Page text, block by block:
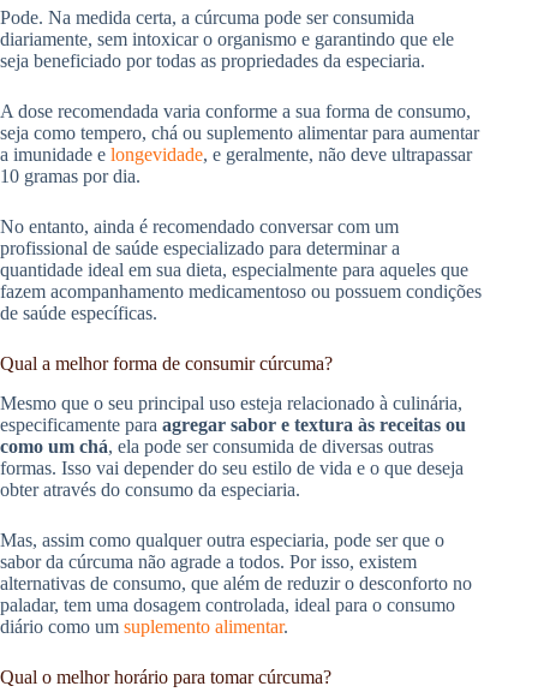
Pode. Na medida certa, a cúrcuma pode ser consumida
diariamente, sem intoxicar o organismo e garantindo que ele
seja beneficiado por todas as propriedades da especiaria.
A dose recomendada varia conforme a sua forma de consumo,
seja como tempero, chá ou suplemento alimentar para aumentar
a imunidade e longevidade, e geralmente, não deve ultrapassar
10 gramas por dia.
No entanto, ainda é recomendado conversar com um
profissional de saúde especializado para determinar a
quantidade ideal em sua dieta, especialmente para aqueles que
fazem acompanhamento medicamentoso ou possuem condições
de saúde específicas.
Qual a melhor forma de consumir cúrcuma?
Mesmo que o seu principal uso esteja relacionado à culinária,
especificamente para agregar sabor e textura às receitas ou
como um chá, ela pode ser consumida de diversas outras
formas. Isso vai depender do seu estilo de vida e o que deseja
obter através do consumo da especiaria.
Mas, assim como qualquer outra especiaria, pode ser que o
sabor da cúrcuma não agrade a todos. Por isso, existem
alternativas de consumo, que além de reduzir o desconforto no
paladar, tem uma dosagem controlada, ideal para o consumo
diário como um suplemento alimentar.
Qual o melhor horário para tomar cúrcuma?